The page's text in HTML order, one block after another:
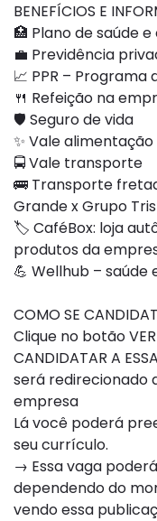
BENEFÍCIOS E
🏥 Plano de saúde
💼 Previdência
📈 PPR –
🍴 Refeição na
🛡️ Seguro de vida
✨ Vale alimentação
🚍 Vale transporte
🚌 Transporte
Grande x Grupo
🏷️ CaféBox: loja
produtos da
💪 Wellhub –
COMO SE
Clique no botão
CANDIDATAR A
será redirecionado
empresa
Lá você poderá
seu currículo.
→ Essa vaga
dependendo do
vendo essa